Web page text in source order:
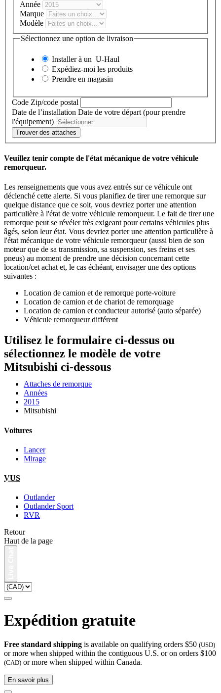
Année
Marque
Modèle
Sélectionnez une option de livraison
Installer à un U-Haul
Expédiez-moi les produits
Prendre en magasin
Code Zip/code postal
Date de l’installation Date de votre départ (pour prendre
l'équipement)
Trouver des attaches
Veuillez tenir compte de l'état mécanique de votre véhicule
remorqueur.
Les renseignements que vous avez entrés sur ce véhicule ont
déclenché cette alerte. Si vous planifiez de tirer une remorque sur
quelque distance que ce soit, vous devriez porter une attention
particulière à l'état de votre véhicule remorqueur. Le fait de tirer une
remorque peut se révéler très exigeant pour certains véhicules plus
âgés, selon leur état. Vous devriez porter une attention particulière à
l'état mécanique de votre véhicule remorqueur (aussi bien de son
moteur que de sa transmission, sa suspension, ses freins et ses
pneus) au moment de prendre une décision concernant cette
location/cet achat et, le cas échéant, envisager une des options
suivantes :
Location de camion et de remorque porte-voiture
Location de camion et de chariot de remorquage
Location de camion et conducteur autorisé (auto séparée)
Véhicule remorqueur différent
Utilisez le formulaire ci-dessus ou
sélectionnez le modèle de votre
Mitsubishi ci-dessous
Attaches de remorque
Années
2015
Mitsubishi
Voitures
Lancer
Mirage
VUS
Outlander
Outlander Sport
RVR
Retour
Haut de la page
Expédition gratuite
Free standard shipping is available on qualifying orders $50 (USD)
or more when shipped within the contiguous U.S. or on orders $100
(CAD) or more when shipped within Canada.
En savoir plus